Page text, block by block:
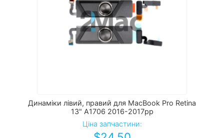
Динаміки лівий, правий для MacBook Pro Retina
13" А1706 2016-2017рр
Ціна запчастини: